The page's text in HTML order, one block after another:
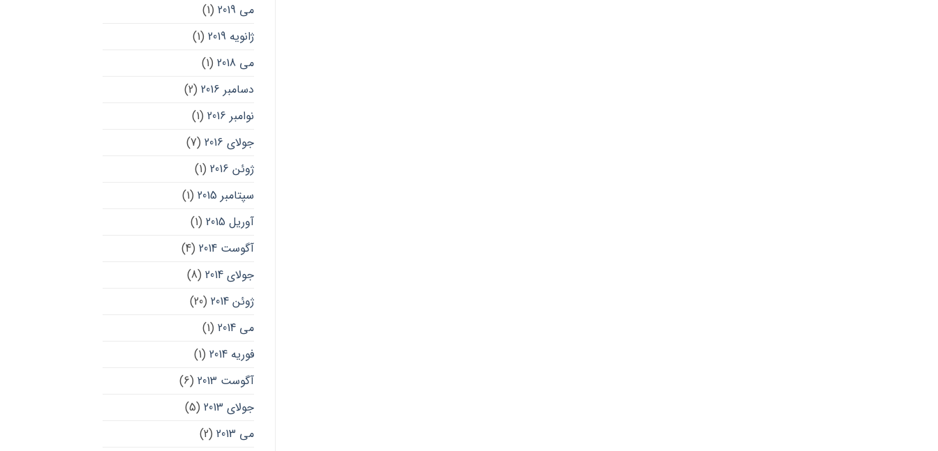
می 2019
(1)
ژانویه 2019
(1)
می 2018
(1)
دسامبر 2016
(2)
نوامبر 2016
(1)
جولای 2016
(7)
ژوئن 2016
(1)
سپتامبر 2015
(1)
آوریل 2015
(1)
آگوست 2014
(4)
جولای 2014
(8)
ژوئن 2014
(20)
می 2014
(1)
فوریه 2014
(1)
آگوست 2013
(6)
جولای 2013
(5)
می 2013
(2)